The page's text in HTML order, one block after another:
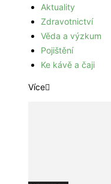
Aktuality
Zdravotnictví
Věda a výzkum
Pojištění
Ke kávě a čaji
Více